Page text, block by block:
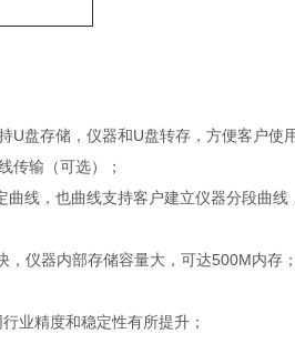
盘存储，仪器和U盘转存，方便客户使
传输（可选）；
线，也曲线支持客户建立仪器分段曲线
仪器内部存储容量大，可达500M内存；
业精度和稳定性有所提升；